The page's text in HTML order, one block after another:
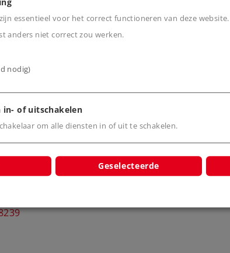
essentieel voor het correct functioneren van deze
anders niet correct zou werken.
nodig)
in- of uitschakelen
om alle diensten in of uit te schakelen.
Geselecteerde